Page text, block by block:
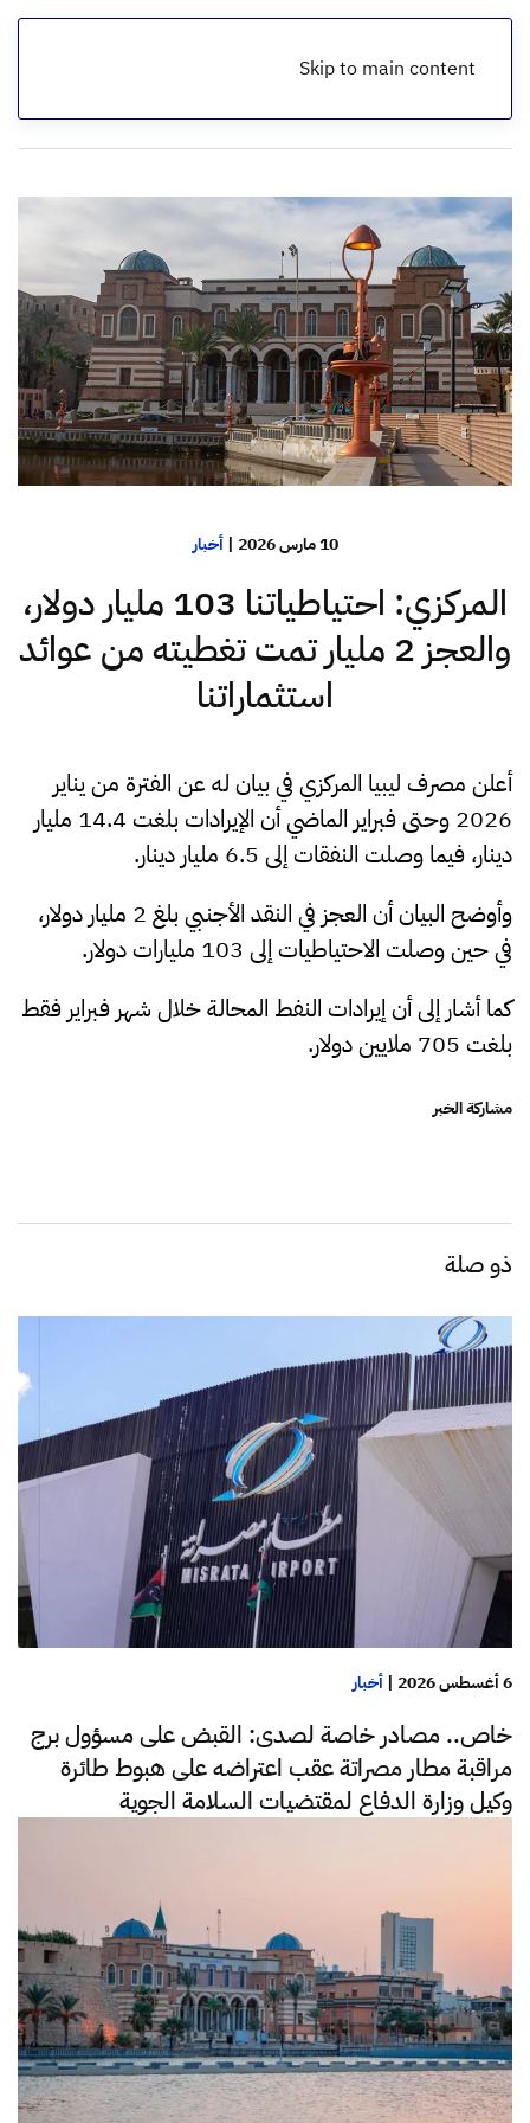
Skip to main content
الرئيسية
10 مارس 2026 |أخبار
المركزي: احتياطياتنا 103 مليار دولار،
والعجز 2 مليار تمت تغطيته من عوائد
استثماراتنا
أعلن مصرف ليبيا المركزي في بيان له عن الفترة من يناير
2026 وحتى فبراير الماضي أن الإيرادات بلغت 14.4 مليار
دينار، فيما وصلت النفقات إلى 6.5 مليار دينار.
وأوضح البيان أن العجز في النقد الأجنبي بلغ 2 مليار دولار،
في حين وصلت الاحتياطيات إلى 103 مليارات دولار.
كما أشار إلى أن إيرادات النفط المحالة خلال شهر فبراير فقط
بلغت 705 ملايين دولار.
مشاركة الخبر
ذو صلة
6 أغسطس 2026 | أخبار
خاص.. مصادر خاصة لصدى: القبض على مسؤول برج
مراقبة مطار مصراتة عقب اعتراضه على هبوط طائرة
وكيل وزارة الدفاع لمقتضيات السلامة الجوية